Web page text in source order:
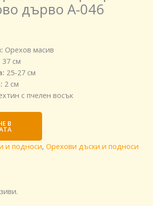
дърво A-046
Орехов масив
37 см
25-27 см
2 см
с пчелен восък
В
и подноси, Орехови дъски и подноси